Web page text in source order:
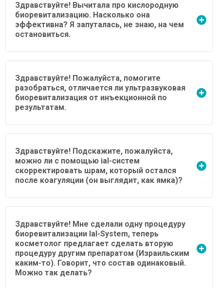
Здравствуйте! Вычитала про кислородную
биоревитализацию. Насколько она
эффективна? Я запуталась, не знаю, на чем
остановиться.
Здравствуйте! Пожалуйста, помогите
разобраться, отличается ли ультразвуковая
биоревитализация от инъекционной по
результатам.
Здравствуйте! Подскажите, пожалуйста,
можно ли с помощью ial-систем
скорректировать шрам, который остался
после коагуляции (он выглядит, как ямка)?
Здравствуйте! Мне сделали одну процедуру
биоревитализации Ial-System, теперь
косметолог предлагает сделать вторую
процедуру другим препаратом (Израильским
каким-то). Говорит, что состав одинаковый.
Можно так делать?